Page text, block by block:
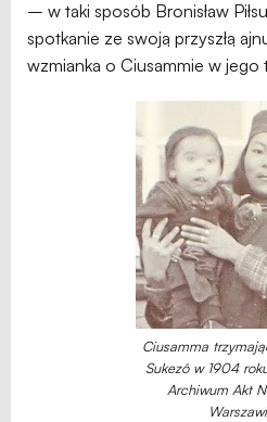
– w taki sposób Bronisław
spotkanie ze swoją przyszłą
wzmianka o Ciusammie w
Ciusamma
Sukezō w 1904
Archiwum Akt